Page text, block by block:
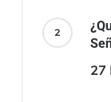
27